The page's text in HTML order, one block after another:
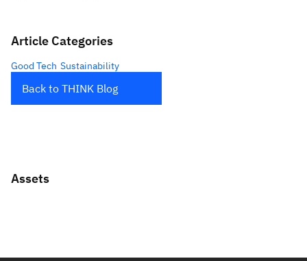
Article Categories
Good Tech Sustainability
Back to THINK Blog
Assets